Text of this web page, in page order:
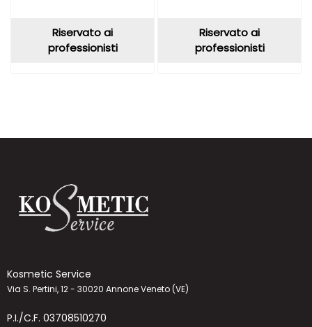
Riservato ai
professionisti
Riservato ai
professionisti
Kosmetic Service
Via S. Pertini, 12 - 30020 Annone Veneto (VE)
P.I./C.F. 03708510270